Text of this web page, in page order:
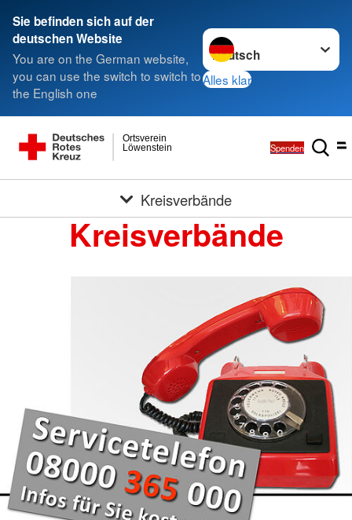
Sie befinden sich auf der
deutschen Website
You are on the German website,
you can use the switch to switch to
the English one
Sprache wechseln zu
Alles klar
Löwenstein
Ortsverein
Spenden
Kreisverbände
Kreisverbände